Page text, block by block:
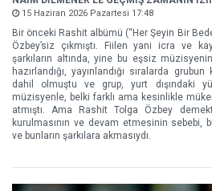
15 Haziran 2026 Pazartesi 17:48
Bir önceki Rashit albümü (“Her Şeyin Bir
Özbey’siz çıkmıştı. Fiilen yani icra ve
şarkıların altında, yine bu eşsiz
hazırlandığı, yayınlandığı sıralarda
dahil olmuştu ve grup, yurt dışındaki
müzisyenle, belki farklı ama kesinlikle
atmıştı. Ama Rashit Tolga Özbey
kurulmasının ve devam etmesinin sebebi,
ve bunların şarkılara akmasıydı.